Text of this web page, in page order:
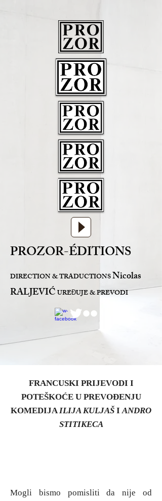
PROZOR-ÉDITIONS
DIRECTION & TRADUCTIONSNicolas
RALJEVIĆUREĐUJE & PREVODI
FRANCUSKI PRIJEVODI I
POTEŠKOĆE U PREVOÐENJU
KOMEDIJAILIJA KULJAŠ IANDRO
STITIKECA
Mogli bismo pomisliti da nije od